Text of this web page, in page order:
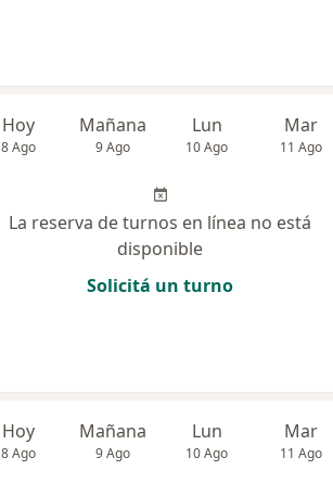
Hoy
8 Ago
Mañana
9 Ago
Lun
10 Ago
Mar
11 Ago
La reserva de turnos en línea no está
disponible
Solicitá un turno
Hoy
8 Ago
Mañana
9 Ago
Lun
10 Ago
Mar
11 Ago